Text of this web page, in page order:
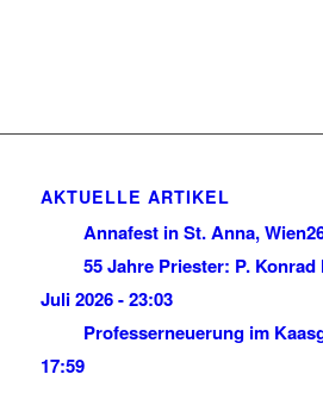
AKTUELLE ARTIKEL
Annafest in St. Anna, Wien
55 Jahre Priester: P. Konrad
Juli 2026 - 23:03
Professerneuerung im
17:59